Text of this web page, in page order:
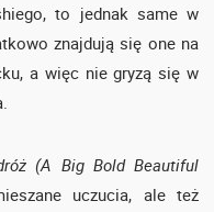
to jednak same w
znajdują się one na
a więc nie gryzą się w
(A Big Bold Beautiful
uczucia, ale też